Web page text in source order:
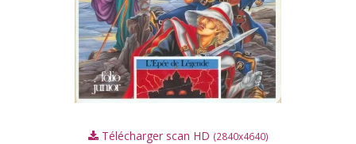
Télécharger scan HD (2840x4640)